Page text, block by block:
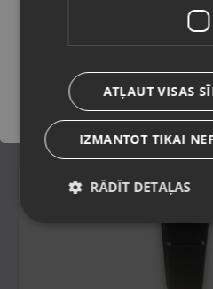
Liepāja, Mirdzas Ķempes iela 8-
Stāvoklis Lietots (Garantija 6
125.00 €
5.68€/mēn.
ATĻAUT VISAS
IZMANTOT TIKAI
RĀDĪT DETAĻAS